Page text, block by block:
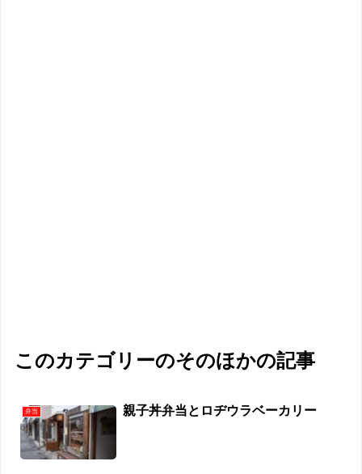
このカテゴリーのそのほかの記事
弁当 親子丼弁当とロヂウラベーカリー